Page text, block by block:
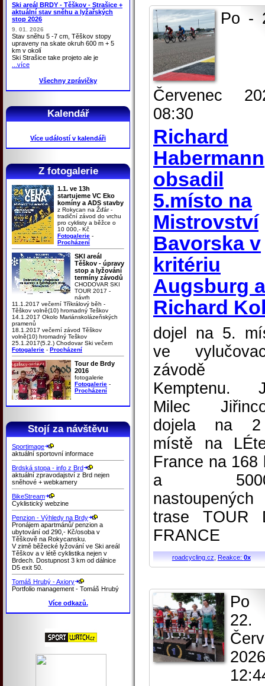
Ski areál BRDY - Těškov - Strašice +
aktuální stav sněhu a lyžařských
stop 2026
9. 01. 2026
Stav sněhu 5 -7 cm, Těškov stopy
upraveny na skate okruh 600 m + 5
km v okolí
Ski Strašice take projeto ale je
...více
Všechny zprávičky
Kalendář
Více událostí v kalendáři
Z fotogalerie
1.1. ve 13h
startujeme VC Eko
komíny a ADS stavby
z Rokycan na Žďár -
tradiční závod do vrchu
pro cyklisty a běžce o
10 000,- Kč
Fotogalerie -
Procházení
SKI areál
Těškov - úpravy
stop a lyžování
termíny závodů
CHODOVAR SKI
TOUR 2017 -
návrh
11.1.2017 večerní Tříkrálový běh -
Těškov volně(10) hromadný Teškov
14.1.2017 Okolo Mariánskolázeňských
pramenů
18.1.2017 večerní závod Těškov
volně(10) hromadný Teškov
25.1.2017(5.2.) Chodovar Ski večern
Fotogalerie - Procházení
Tour de Brdy
2016
fotogalerie
Fotogalerie -
Procházení
Stojí za návštěvu
Sportimage
aktuální sportovní informace
Brdská stopa - info z Brd
aktuální zpravodajství z Brd nejen
sněhové + webkamery
BikeStream
Cyklistický webzine
Penzion - Výhledy na Brdy
Pronájem apartmánů/ penzion a
ubytování od 290,- Kč/osoba v
Těškově na Rokycansku.
V zimě běžecké lyžování ve Ski areál
Těškov a v létě cyklistika nejen v
Brdech. Dostupnost 3 km od dálnice
D5 exit 50.
Tomáš Hrubý - Axiory
Portfolio management - Tomáš Hrubý
Více odkazů.
Po -
Červenec
08:30
Richard
Habermann
obsadil
5.místo na
Mistrovství
Bavorska v
kritériu
Augsburg a
Richard
dojel na 5.
ve
závodě
Kemptenu.
Milec
dojela na
místě na
France na 168
a
nastoupených
trase TOUR
FRANCE
roadcycling.cz Reakce: 0x
22.